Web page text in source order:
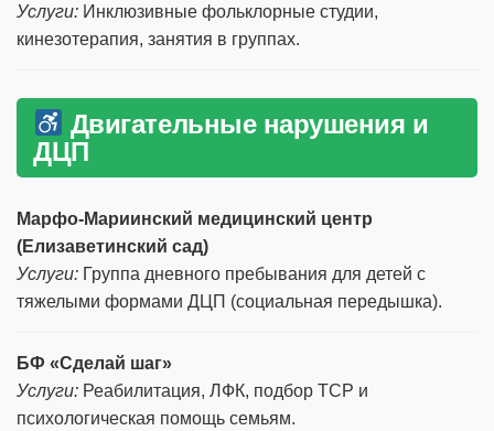
Услуги: Инклюзивные фольклорные студии,
кинезотерапия, занятия в группах.
Двигательные нарушения и
ДЦП
Марфо-Мариинский медицинский центр
(Елизаветинский сад)
Услуги: Группа дневного пребывания для детей с
тяжелыми формами ДЦП (социальная передышка).
БФ «Сделай шаг»
Услуги: Реабилитация, ЛФК, подбор ТСР и
психологическая помощь семьям.